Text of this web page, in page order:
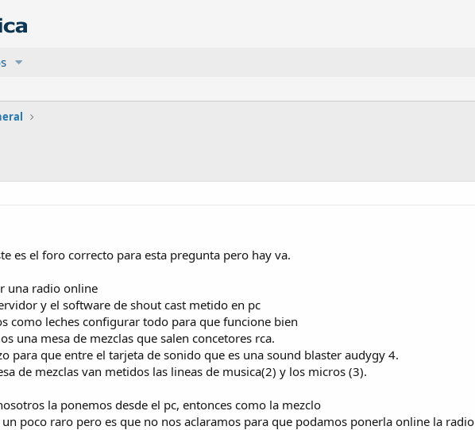
es el foro correcto para esta pregunta pero hay va.
una radio online
y el software de shout cast metido en pc
como leches configurar todo para que funcione bien
una mesa de mezclas que salen concetores rca.
para que entre el tarjeta de sonido que es una sound blaster audygy 4.
de mezclas van metidos las lineas de musica(2) y los micros (3).
la ponemos desde el pc, entonces como la mezclo
un poco raro pero es que no nos aclaramos para que podamos ponerla online la radio